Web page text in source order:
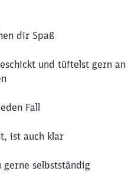
dir Spaß
und tüftelst gern an
Fall
ist auch klar
selbstständig